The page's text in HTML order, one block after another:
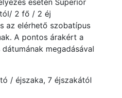
esetén Superior
tól/ 2 fő / 2 éj
az elérhető szobatípus
A pontos árakért a
megadásával
/ éjszaka, 7 éjszakától